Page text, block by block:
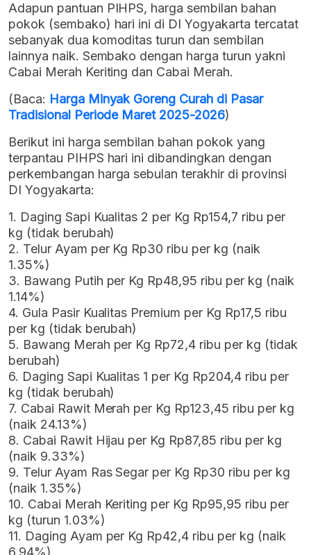
Adapun pantuan PIHPS, harga sembilan bahan
pokok (sembako) hari ini di DI Yogyakarta tercatat
sebanyak dua komoditas turun dan sembilan
lainnya naik. Sembako dengan harga turun yakni
Cabai Merah Keriting dan Cabai Merah.
(Baca: Harga Minyak Goreng Curah di Pasar
Tradisional Periode Maret 2025-2026)
Berikut ini harga sembilan bahan pokok yang
terpantau PIHPS hari ini dibandingkan dengan
perkembangan harga sebulan terakhir di provinsi
DI Yogyakarta:
1. Daging Sapi Kualitas 2 per Kg Rp154,7 ribu per
kg (tidak berubah)
2. Telur Ayam per Kg Rp30 ribu per kg (naik
1.35%)
3. Bawang Putih per Kg Rp48,95 ribu per kg (naik
1.14%)
4. Gula Pasir Kualitas Premium per Kg Rp17,5 ribu
per kg (tidak berubah)
5. Bawang Merah per Kg Rp72,4 ribu per kg (tidak
berubah)
6. Daging Sapi Kualitas 1 per Kg Rp204,4 ribu per
kg (tidak berubah)
7. Cabai Rawit Merah per Kg Rp123,45 ribu per kg
(naik 24.13%)
8. Cabai Rawit Hijau per Kg Rp87,85 ribu per kg
(naik 9.33%)
9. Telur Ayam Ras Segar per Kg Rp30 ribu per kg
(naik 1.35%)
10. Cabai Merah Keriting per Kg Rp95,95 ribu per
kg (turun 1.03%)
11. Daging Ayam per Kg Rp42,4 ribu per kg (naik
6.94%)